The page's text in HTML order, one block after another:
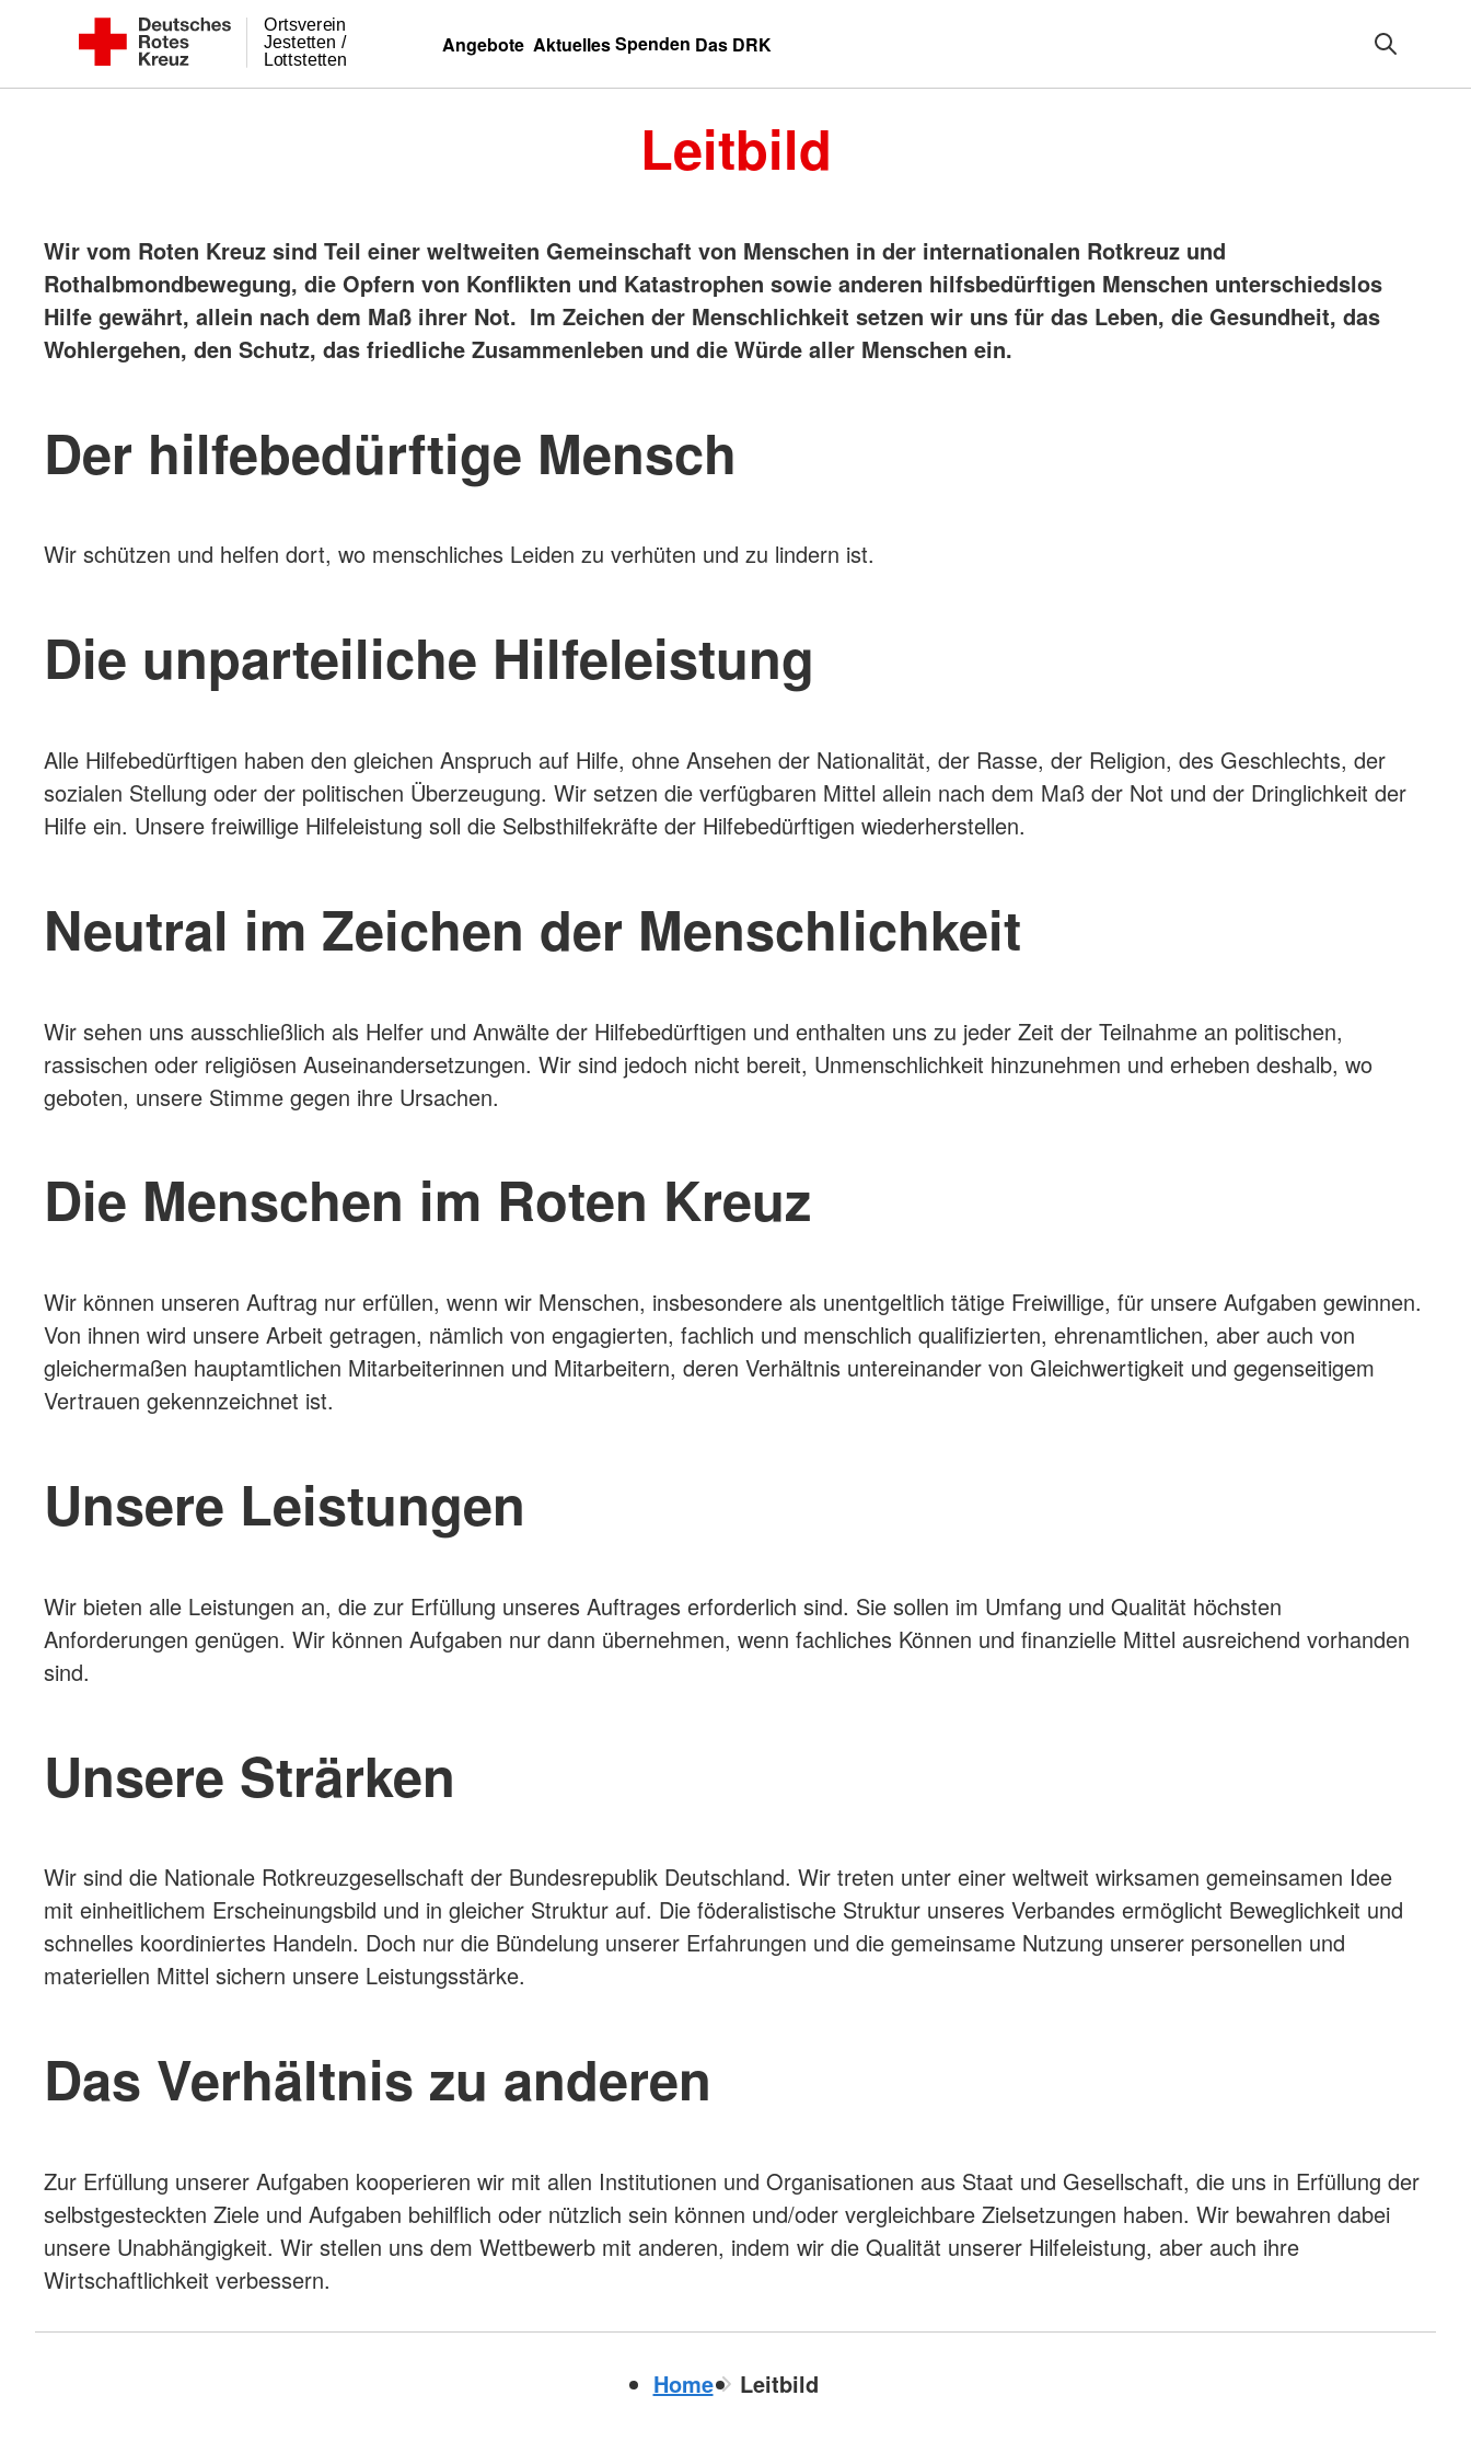
springen
DRK Ortsverein
Lottstetten
Jestetten /
Ortsverein
Jestetten
Angebote AktuellesSpenden Das DRK
Leitbild
Wir vom Roten Kreuz sind Teil einer weltweiten Gemeinschaft von Menschen in der internationalen Rotkreuz und
Rothalbmondbewegung, die Opfern von Konflikten und Katastrophen sowie anderen hilfsbedürftigen Menschen unterschiedslos
Hilfe gewährt, allein nach dem Maß ihrer Not. Im Zeichen der Menschlichkeit setzen wir uns für das Leben, die Gesundheit, das
Wohlergehen, den Schutz, das friedliche Zusammenleben und die Würde aller Menschen ein.
Der hilfebedürftige Mensch
Wir schützen und helfen dort, wo menschliches Leiden zu verhüten und zu lindern ist.
Die unparteiliche Hilfeleistung
Alle Hilfebedürftigen haben den gleichen Anspruch auf Hilfe, ohne Ansehen der Nationalität, der Rasse, der Religion, des Geschlechts, der
sozialen Stellung oder der politischen Überzeugung. Wir setzen die verfügbaren Mittel allein nach dem Maß der Not und der Dringlichkeit der
Hilfe ein. Unsere freiwillige Hilfeleistung soll die Selbsthilfekräfte der Hilfebedürftigen wiederherstellen.
Neutral im Zeichen der Menschlichkeit
Wir sehen uns ausschließlich als Helfer und Anwälte der Hilfebedürftigen und enthalten uns zu jeder Zeit der Teilnahme an politischen,
rassischen oder religiösen Auseinandersetzungen. Wir sind jedoch nicht bereit, Unmenschlichkeit hinzunehmen und erheben deshalb, wo
geboten, unsere Stimme gegen ihre Ursachen.
Die Menschen im Roten Kreuz
Wir können unseren Auftrag nur erfüllen, wenn wir Menschen, insbesondere als unentgeltlich tätige Freiwillige, für unsere Aufgaben gewinnen.
Von ihnen wird unsere Arbeit getragen, nämlich von engagierten, fachlich und menschlich qualifizierten, ehrenamtlichen, aber auch von
gleichermaßen hauptamtlichen Mitarbeiterinnen und Mitarbeitern, deren Verhältnis untereinander von Gleichwertigkeit und gegenseitigem
Vertrauen gekennzeichnet ist.
Unsere Leistungen
Wir bieten alle Leistungen an, die zur Erfüllung unseres Auftrages erforderlich sind. Sie sollen im Umfang und Qualität höchsten
Anforderungen genügen. Wir können Aufgaben nur dann übernehmen, wenn fachliches Können und finanzielle Mittel ausreichend vorhanden
sind.
Unsere Strärken
Wir sind die Nationale Rotkreuzgesellschaft der Bundesrepublik Deutschland. Wir treten unter einer weltweit wirksamen gemeinsamen Idee
mit einheitlichem Erscheinungsbild und in gleicher Struktur auf. Die föderalistische Struktur unseres Verbandes ermöglicht Beweglichkeit und
schnelles koordiniertes Handeln. Doch nur die Bündelung unserer Erfahrungen und die gemeinsame Nutzung unserer personellen und
materiellen Mittel sichern unsere Leistungsstärke.
Das Verhältnis zu anderen
Zur Erfüllung unserer Aufgaben kooperieren wir mit allen Institutionen und Organisationen aus Staat und Gesellschaft, die uns in Erfüllung der
selbstgesteckten Ziele und Aufgaben behilflich oder nützlich sein können und/oder vergleichbare Zielsetzungen haben. Wir bewahren dabei
unsere Unabhängigkeit. Wir stellen uns dem Wettbewerb mit anderen, indem wir die Qualität unserer Hilfeleistung, aber auch ihre
Wirtschaftlichkeit verbessern.
Home Leitbild